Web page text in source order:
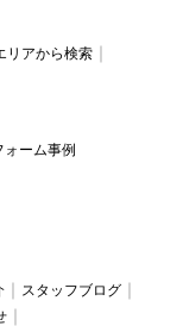
リアから検索
ォーム事例
スタッフブログ